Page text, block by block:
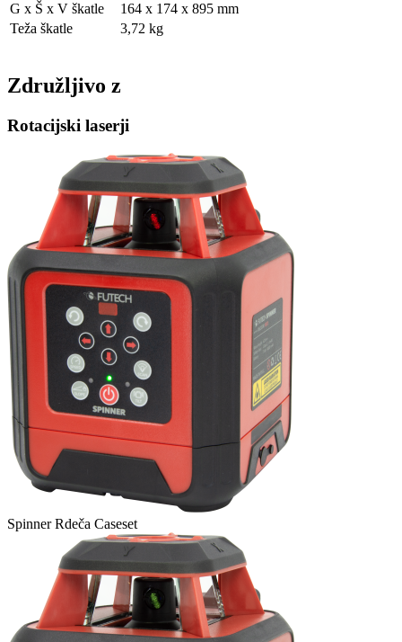
G x Š x V škatle
164 x 174 x 895 mm
Teža škatle
3,72 kg
Združljivo z
Rotacijski laserji
Spinner Rdeča Caseset